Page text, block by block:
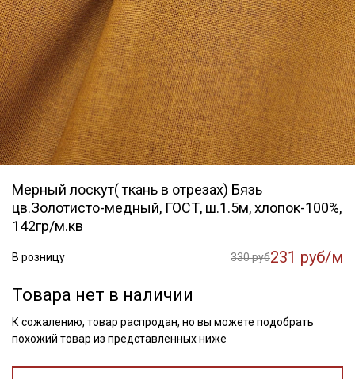
Мерный лоскут( ткань в отрезах) Бязь
цв.Золотисто-медный, ГОСТ, ш.1.5м, хлопок-100%,
142гр/м.кв
В розницу 330 руб231 руб/м
Товара нет в наличии
К сожалению, товар распродан, но вы можете подобрать
похожий товар из представленных ниже